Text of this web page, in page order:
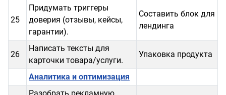
25
Придумать триггеры
доверия (отзывы, кейсы,
гарантии).
Составить блок для
лендинга
26
Написать тексты для
карточки товара/услуги.
Упаковка продукта
Аналитика и оптимизация